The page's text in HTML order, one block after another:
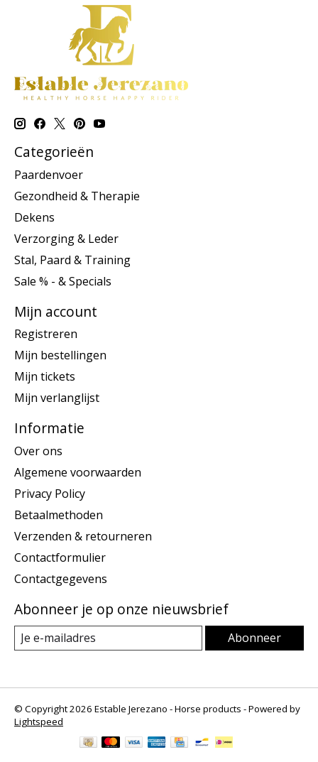
Categorieën
Paardenvoer
Gezondheid & Therapie
Dekens
Verzorging & Leder
Stal, Paard & Training
Sale % - & Specials
Mijn account
Registreren
Mijn bestellingen
Mijn tickets
Mijn verlanglijst
Informatie
Over ons
Algemene voorwaarden
Privacy Policy
Betaalmethoden
Verzenden & retourneren
Contactformulier
Contactgegevens
Abonneer je op onze nieuwsbrief
Abonneer
© Copyright 2026 Estable Jerezano - Horse products - Powered by
Lightspeed